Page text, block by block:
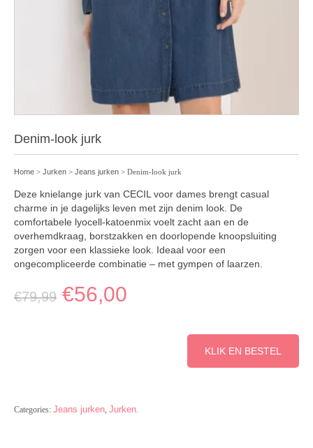
Denim-look jurk
Home > Jurken > Jeans jurken > Denim-look jurk
Deze knielange jurk van CECIL voor dames brengt casual
charme in je dagelijks leven met zijn denim look. De
comfortabele lyocell-katoenmix voelt zacht aan en de
overhemdkraag, borstzakken en doorlopende knoopsluiting
zorgen voor een klassieke look. Ideaal voor een
ongecompliceerde combinatie – met gympen of laarzen.
€79,99 €56,00
KLIK EN BESTEL
Categories: Jeans jurken Jurken